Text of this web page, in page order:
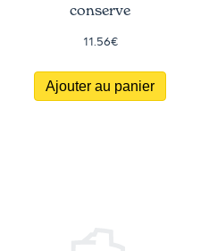
conserve
11.56€
Ajouter au panier